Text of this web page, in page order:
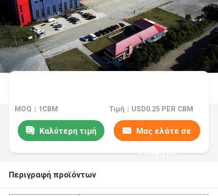
MOQ：1CBM Τιμή：USD0.25 PER CBM
Καλύτερη τιμή Μας ελάτε σε
επαφή με
Περιγραφή προϊόντων